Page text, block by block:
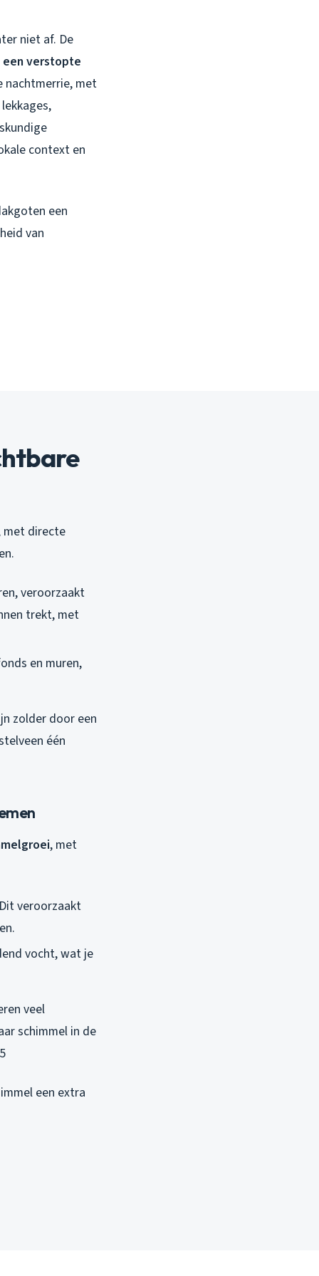
niet af. De
verstopte
nachtmerrie, met
context en
een
van
met directe
veroorzaakt
trekt, met
en muren,
zolder door een
één
, met
veroorzaakt
vocht, wat je
veel
schimmel in de
een extra